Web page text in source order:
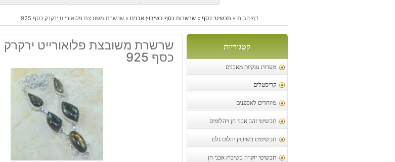
דף הבית » תכשיטי כסף »שרשרות כסף בשיבוץ אבנים »שרשרת משובצת פלואורייט ירקרק כסף 925
קטגוריות
מערות ענקיות מאבנים
קריסטלים
מיוחדים לאספנים
תכשיטי זהב אבני חן ויהלומים
תכשיטים בשיבוץ יהלום גלם
תכשיטי יוקרה בשיבוץ אבני חן
שרשרת משובצת פלואורייט ירקרק
כסף 925